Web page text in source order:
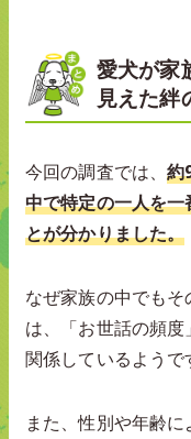
愛犬が家
見えた絆
今回の調査では、約
中で特定の一人を
とが分かりました。
なぜ家族の中でも
は、「お世話の頻
関係しているようで
また、性別や年齢